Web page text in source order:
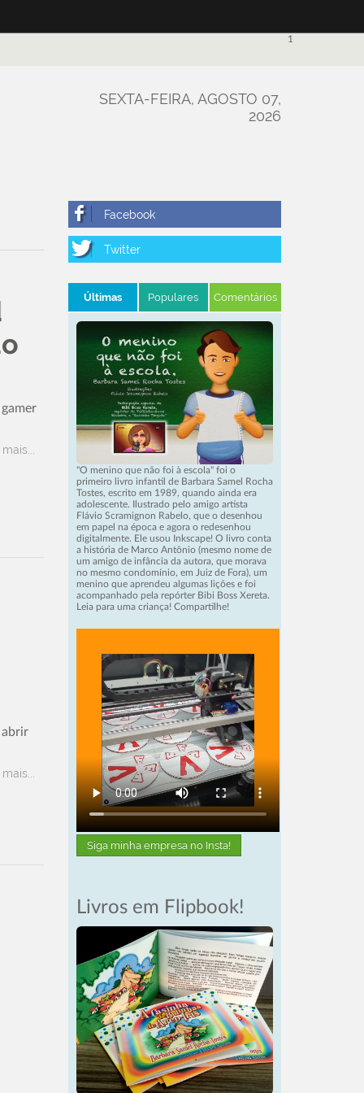
1
SEXTA-FEIRA, AGOSTO 07,
2026
abrir
Últimas Populares Comentários
"O menino que não foi à escola" foi o
primeiro livro infantil de Barbara Samel Rocha
Tostes, escrito em 1989, quando ainda era
adolescente. Ilustrado pelo amigo artista
Flávio Scramignon Rabelo, que o desenhou
em papel na época e agora o redesenhou
digitalmente. Ele usou Inkscape! O livro conta
a história de Marco Antônio (mesmo nome de
um amigo de infância da autora, que morava
no mesmo condomínio, em Juiz de Fora), um
menino que aprendeu algumas lições e foi
acompanhado pela repórter Bibi Boss Xereta.
Leia para uma criança! Compartilhe!
Siga minha empresa no Insta!
Livros em Flipbook!